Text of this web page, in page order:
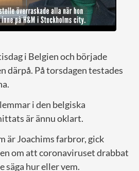
i Belgien och började
därpå. På torsdagen testades
i den belgiska
är ännu oklart.
är Joachims farbror, gick
om att coronaviruset drabbat
säga hur eller vem.